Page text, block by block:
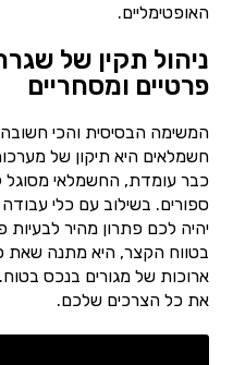
האופטימליים.
ניהול תקין של
פרטיים ומסחריים
המשימה הבסיסית והכי
חשמלאים היא תיקון של
כבר עומדת, החשמלאי
ספורים. בשילוב עם כלי
יהיה לכם פתרון מהיר
בטווח הקצר, היא מתנה שאת
ארוכות של מגורים בנכס
את כל הצרכים שלכם.